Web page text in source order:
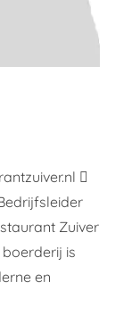

Zuiver
is
en